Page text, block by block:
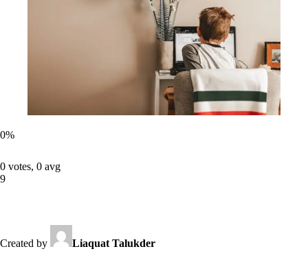
0%
0 votes, 0 avg
9
Created by
Liaquat Talukder